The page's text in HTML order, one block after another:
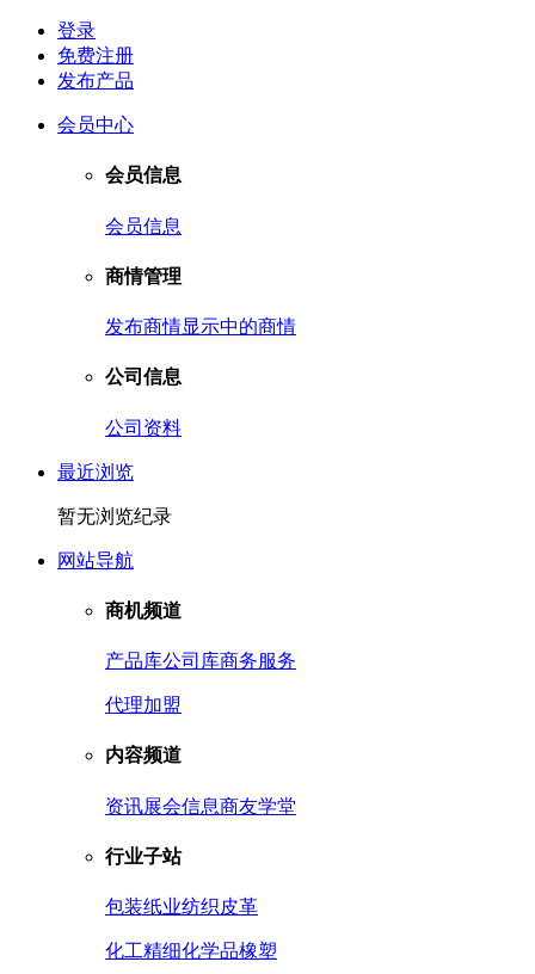
登录
免费注册
发布产品
会员中心
会员信息
会员信息
商情管理
发布商情显示中的商情
公司信息
公司资料
最近浏览
暂无浏览纪录
网站导航
商机频道
产品库公司库商务服务
代理加盟
内容频道
资讯展会信息商友学堂
行业子站
包装纸业纺织皮革
化工精细化学品橡塑